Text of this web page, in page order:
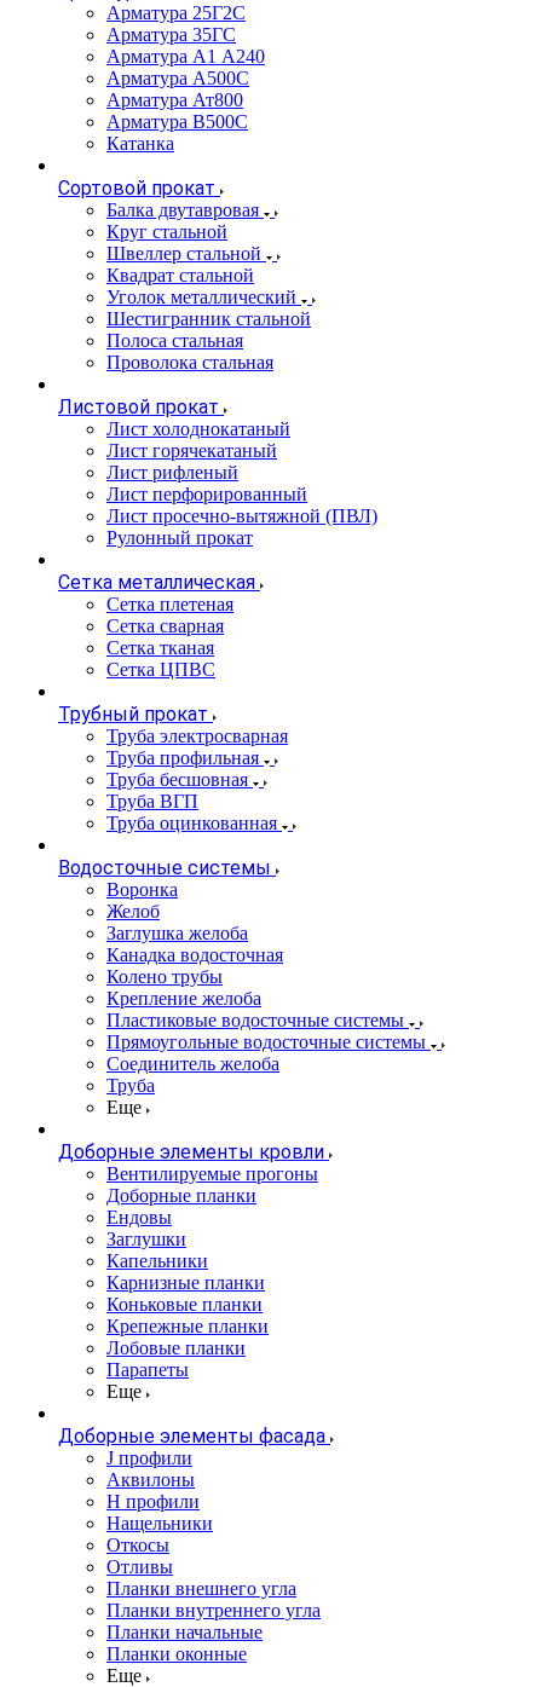
Арматура 25Г2С
Арматура 35ГС
Арматура А1 А240
Арматура А500С
Арматура Ат800
Арматура В500С
Катанка
Сортовой прокат
Балка двутавровая
Круг стальной
Швеллер стальной
Квадрат стальной
Уголок металлический
Шестигранник стальной
Полоса стальная
Проволока стальная
Листовой прокат
Лист холоднокатаный
Лист горячекатаный
Лист рифленый
Лист перфорированный
Лист просечно-вытяжной (ПВЛ)
Рулонный прокат
Сетка металлическая
Сетка плетеная
Сетка сварная
Сетка тканая
Сетка ЦПВС
Трубный прокат
Труба электросварная
Труба профильная
Труба бесшовная
Труба ВГП
Труба оцинкованная
Водосточные системы
Воронка
Желоб
Заглушка желоба
Канадка водосточная
Колено трубы
Крепление желоба
Пластиковые водосточные системы
Прямоугольные водосточные системы
Соединитель желоба
Труба
Еще
Доборные элементы кровли
Вентилируемые прогоны
Доборные планки
Ендовы
Заглушки
Капельники
Карнизные планки
Коньковые планки
Крепежные планки
Лобовые планки
Парапеты
Еще
Доборные элементы фасада
J профили
Аквилоны
Н профили
Нащельники
Откосы
Отливы
Планки внешнего угла
Планки внутреннего угла
Планки начальные
Планки оконные
Еще